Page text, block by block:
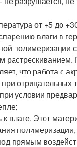
от +5 до
влаги в
полимеризации
растрескиванием.
что работа с
отрицательных
условии
к влаге. Этот
прямым